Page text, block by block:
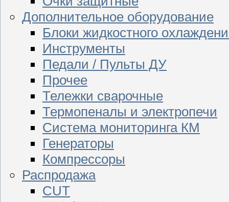
Дополнительное оборудование
Блоки жидкостного
Инструменты
Педали / Пульты ДУ
Прочее
Тележки сварочные
Термопеналы и электропечи
Система мониторинга КМ
Генераторы
Компрессоры
Распродажа
CUT